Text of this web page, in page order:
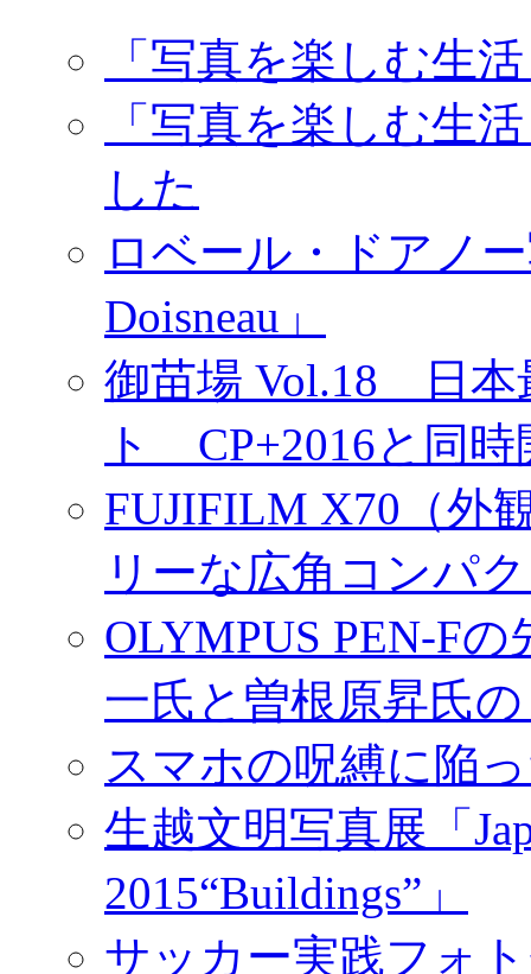
「写真を楽しむ生
「写真を楽しむ生
した
ロベール・ドアノ
Doisneau」
御苗場 Vol.18 日本
ト CP+2016と同時
FUJIFILM X70（外
リーな広角コンパ
OLYMPUS PEN-F
一氏と曽根原昇氏
スマホの呪縛に陥
生越文明写真展「
2015“Buildings”」
サッカー実践フォ